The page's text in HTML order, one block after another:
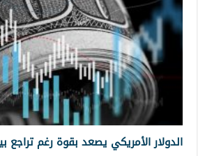
الدولار الأمريكي يصعد بقوة رغم تراجع